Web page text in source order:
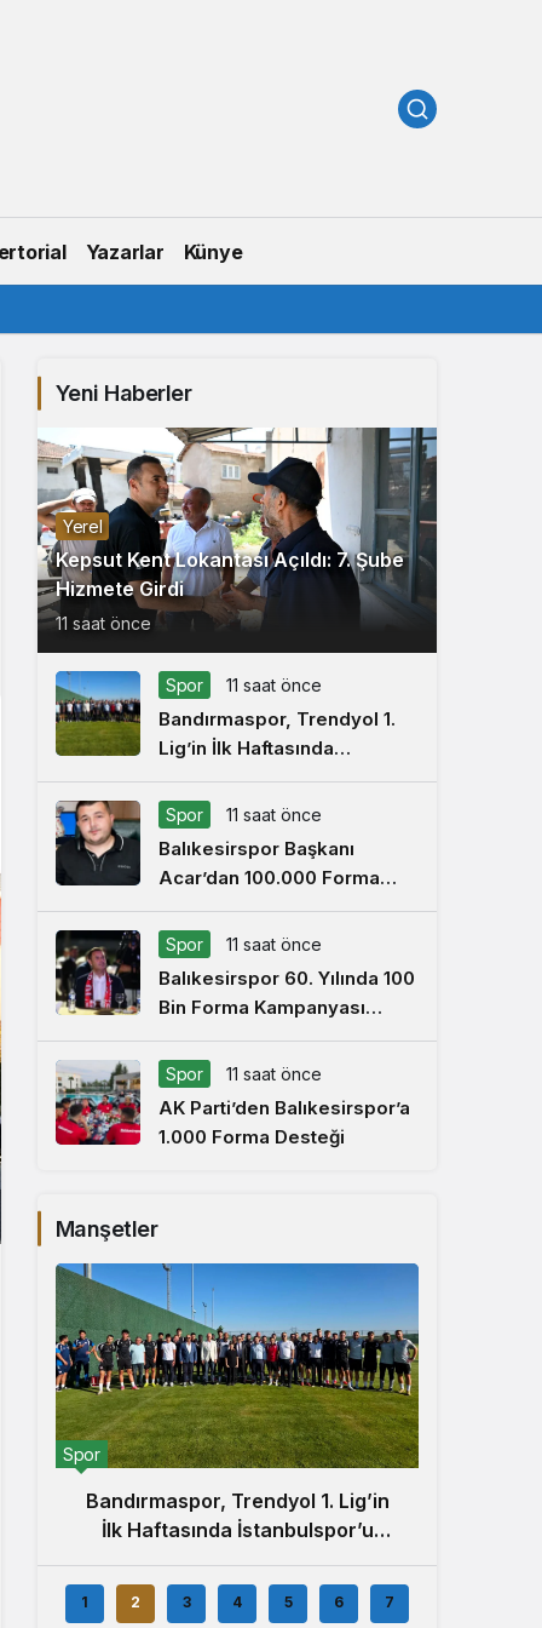
Yazarlar Künye
Yeni Haberler
Yerel
Kepsut Kent Lokantası Açıldı: 7. Şube
Hizmete Girdi
11 saat önce
Spor 11 saat önce
Bandırmaspor, Trendyol 1.
Lig’in İlk Haftasında
İstanbulspor’u Ağırlamaya
Hazırlanıyor
Spor 11 saat önce
Balıkesirspor Başkanı
Acar’dan 100.000 Forma
Kampanyası Açıklaması
Spor 11 saat önce
Balıkesirspor 60. Yılında 100
Bin Forma Kampanyası
Başlattı
Spor 11 saat önce
AK Parti’den Balıkesirspor’a
1.000 Forma Desteği
Manşetler
Spor
Bandırmaspor, Trendyol 1. Lig’in
İlk Haftasında İstanbulspor’u
1 2 3 4 5 6 7